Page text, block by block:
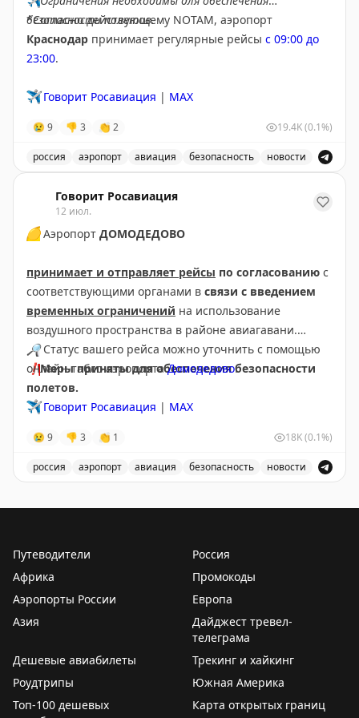
🔹Новый атрибут автотуриста этим летом – канистры
– обнаружен уже в Абхазии. Но
не срабатывает. Ввести бензин в соседнюю страну
безопасности полетов.
*Согласно действующему NOTAM, аэропорт
Краснодар принимает регулярные рейсы с 09:00 до
23:00.
✈️ Говорит Росавиация | MAX
😢 9 👎 3 👏 2 19.4K(0.1%)
россия аэропорт авиация безопасность новости
Говорит Росавиация
12 июл.
🟡Аэропорт ДОМОДЕДОВО
принимает и отправляет рейсы по согласованию с
соответствующими органами в связи с введением
временных ограничений на использование
воздушного пространства в районе авиагавани.
❗️Меры приняты для обеспечения безопасности
полетов.
🔎Статус вашего рейса можно уточнить с помощью
онлайн-табло аэропортаДомодедово.
✈️ Говорит Росавиация | МАХ
😢 9 👎 3 👏 1 18K(0.1%)
россия аэропорт авиация безопасность новости
Путеводители
Россия
Африка
Промокоды
Аэропорты России
Европа
Азия
Дайджест тревел-
телеграма
Дешевые авиабилеты
Трекинг и хайкинг
Роудтрипы
Южная Америка
Топ-100 дешевых
Карта открытых границ